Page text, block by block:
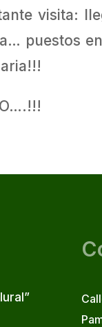
visita:
puestos